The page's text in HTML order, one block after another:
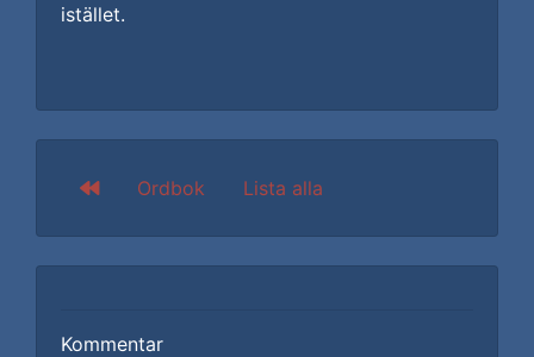
istället.
Ordbok Lista alla
Kommentar